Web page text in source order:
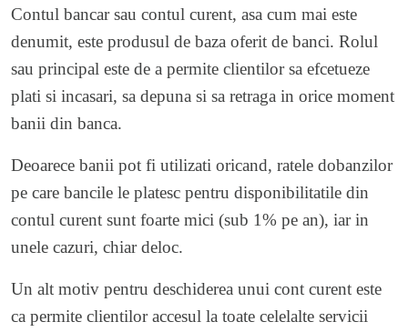
Contul bancar sau contul curent, asa cum mai este
denumit, este produsul de baza oferit de banci. Rolul
sau principal este de a permite clientilor sa efcetueze
plati si incasari, sa depuna si sa retraga in orice moment
banii din banca.
Deoarece banii pot fi utilizati oricand, ratele dobanzilor
pe care bancile le platesc pentru disponibilitatile din
contul curent sunt foarte mici (sub 1% pe an), iar in
unele cazuri, chiar deloc.
Un alt motiv pentru deschiderea unui cont curent este
ca permite clientilor accesul la toate celelalte servicii